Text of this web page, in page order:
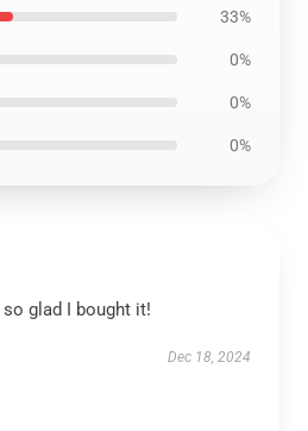
33%
0%
0%
0%
so glad I bought it!
Dec 18, 2024